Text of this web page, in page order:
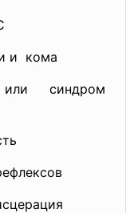
и кома
или синдром